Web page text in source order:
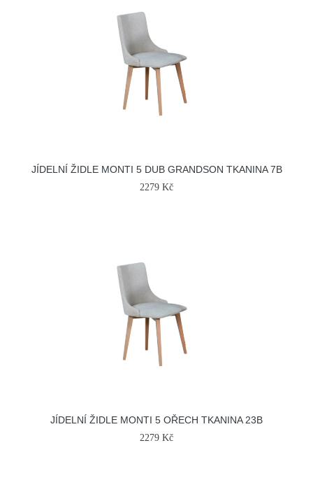
JÍDELNÍ ŽIDLE MONTI 5 DUB GRANDSON TKANINA 7B
2279 Kč
JÍDELNÍ ŽIDLE MONTI 5 OŘECH TKANINA 23B
2279 Kč